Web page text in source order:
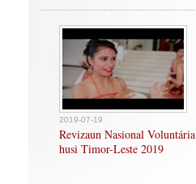
2019-07-19
Revizaun Nasional Voluntária
husi Timor-Leste 2019